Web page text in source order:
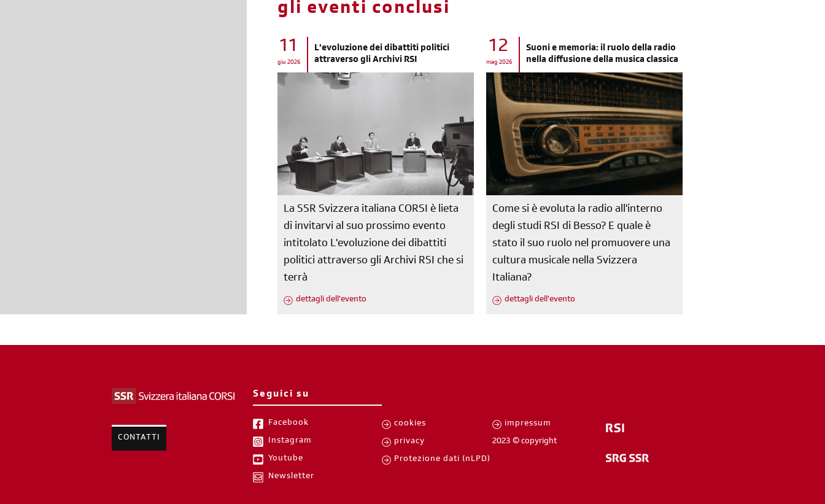
gli eventi conclusi
11
giu 2026
L'evoluzione dei dibattiti politici
attraverso gli Archivi RSI
La SSR Svizzera italiana CORSI è lieta
di invitarvi al suo prossimo evento
intitolato L'evoluzione dei dibattiti
politici attraverso gli Archivi RSI che si
terrà
dettagli dell'evento
12
mag 2026
Suoni e memoria: il ruolo della radio
nella diffusione della musica classica
Come si è evoluta la radio all'interno
degli studi RSI di Besso? E quale è
stato il suo ruolo nel promuovere una
cultura musicale nella Svizzera
Italiana?
dettagli dell'evento
CONTATTI
Seguici su
Facebook
Instagram
Youtube
Newsletter
cookies
privacy
Protezione dati (nLPD)
impressum
2023 © copyright